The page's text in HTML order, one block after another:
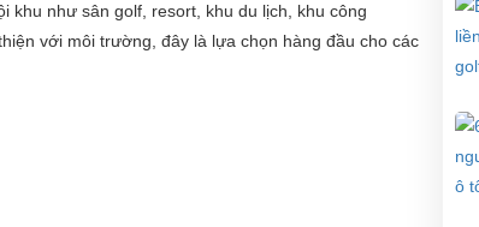
khu như sân golf, resort, khu du lịch, khu công
với môi trường, đây là lựa chọn hàng đầu cho các